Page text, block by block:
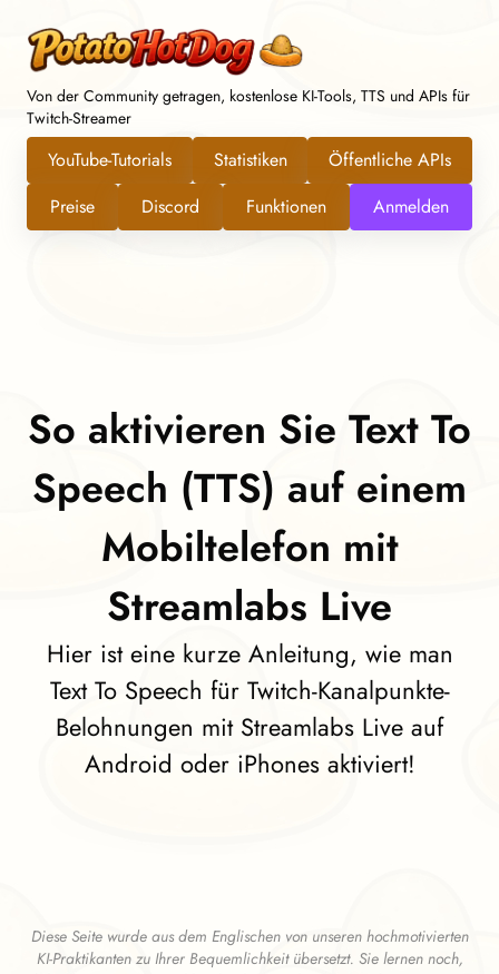
Von der Community getragen, kostenlose KI-Tools, TTS und APIs für
Twitch-Streamer
YouTube-Tutorials Statistiken
Öffentliche APIs
Preise
Discord Funktionen Anmelden
So aktivieren Sie Text To
Speech (TTS) auf einem
Mobiltelefon mit
Streamlabs Live
Hier ist eine kurze Anleitung, wie man
Text To Speech für Twitch-Kanalpunkte-
Belohnungen mit Streamlabs Live auf
Android oder iPhones aktiviert!
Diese Seite wurde aus dem Englischen von unseren hochmotivierten
KI-Praktikanten zu Ihrer Bequemlichkeit übersetzt. Sie lernen noch,